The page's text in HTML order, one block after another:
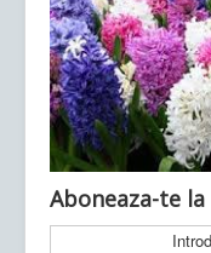
Ultimele articole:
Aboneaza-te